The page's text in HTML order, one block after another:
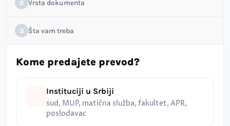
2 Vrsta dokumenta
3 Šta vam treba
Kome predajete prevod?
Instituciji u Srbiji
sud, MUP, matična služba, fakultet, APR,
poslodavac